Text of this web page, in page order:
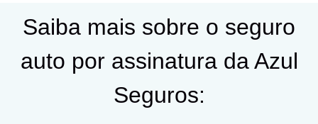
Saiba mais sobre o seguro
auto por assinatura da Azul
Seguros: